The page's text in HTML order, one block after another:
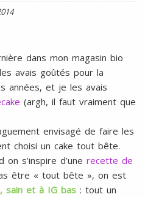
dans mon magasin bio
avais goûtés pour la
années, et je les avais
(argh, il faut vraiment que
envisagé de faire les
choisi un cake tout bête.
s’inspire d’une recette de
être « tout bête », on est
sain et à IG bas : tout un